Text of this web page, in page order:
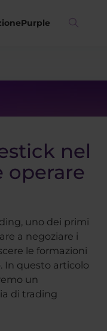
Purple
nel
operare
uno dei primi
a negoziare i
le formazioni
In questo articolo
un
di trading